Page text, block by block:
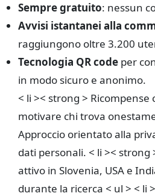
Sempre gratuito: nessun
Avvisi istantanei alla
raggiungono oltre 3.200
Tecnologia QR code per
in modo sicuro e anonimo.
< li >< strong > Ricompense
motivare chi trova
Approccio orientato alla
dati personali. < li >< strong
attivo in Slovenia, USA e
durante la ricerca < ul > < li